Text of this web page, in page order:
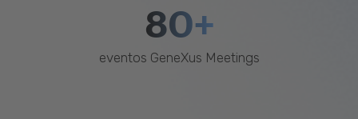
80+
eventos GeneXus Meetings